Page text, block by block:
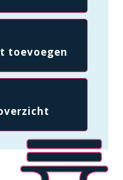
toevoegen